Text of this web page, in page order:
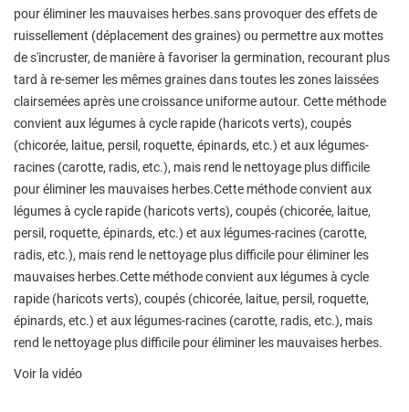
pour éliminer les mauvaises herbes.sans provoquer des effets de
ruissellement (déplacement des graines) ou permettre aux mottes
de s'incruster, de manière à favoriser la germination, recourant plus
tard à re-semer les mêmes graines dans toutes les zones laissées
clairsemées après une croissance uniforme autour. Cette méthode
convient aux légumes à cycle rapide (haricots verts), coupés
(chicorée, laitue, persil, roquette, épinards, etc.) et aux légumes-
racines (carotte, radis, etc.), mais rend le nettoyage plus difficile
pour éliminer les mauvaises herbes.Cette méthode convient aux
légumes à cycle rapide (haricots verts), coupés (chicorée, laitue,
persil, roquette, épinards, etc.) et aux légumes-racines (carotte,
radis, etc.), mais rend le nettoyage plus difficile pour éliminer les
mauvaises herbes.Cette méthode convient aux légumes à cycle
rapide (haricots verts), coupés (chicorée, laitue, persil, roquette,
épinards, etc.) et aux légumes-racines (carotte, radis, etc.), mais
rend le nettoyage plus difficile pour éliminer les mauvaises herbes.
Voir la vidéo